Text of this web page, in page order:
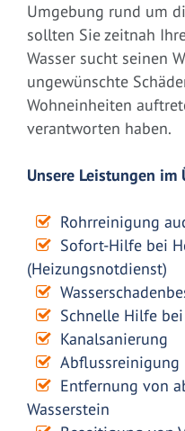
Umgebung rund um
sollten Sie zeitnah
Wasser sucht seinen
ungewünschte
Wohneinheiten
verantworten haben.
Unsere Leistungen im
Rohrreinigung
Sofort-Hilfe bei
(Heizungsnotdienst)
Schnelle Hilfe
Kanalsanierung
Abflussreinigung
Entfernung von
Wasserstein